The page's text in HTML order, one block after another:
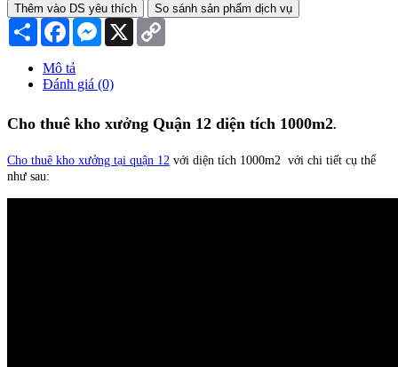
Thêm vào DS yêu thích So sánh sản phẩm dịch vụ
Chia
sẻ
FacebookMessenger
X
Mô tả
Đánh giá (0)
Cho thuê kho xưởng Quận 12 diện tích 1000m2.
Cho thuê kho xưởng tại quận 12 với diện tích 1000m2 với chi tiết cụ thể
như sau: